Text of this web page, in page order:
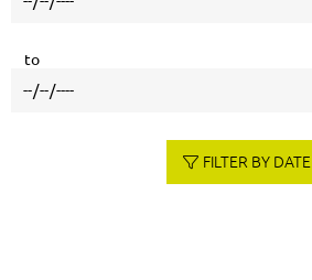
to
FILTER BY DATE